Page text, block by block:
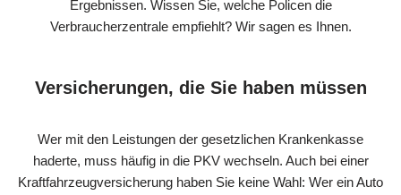
Ergebnissen. Wissen Sie, welche Policen die
Verbraucherzentrale empfiehlt? Wir sagen es Ihnen.
Versicherungen, die Sie haben müssen
Wer mit den Leistungen der gesetzlichen Krankenkasse
haderte, muss häufig in die PKV wechseln. Auch bei einer
Kraftfahrzeugversicherung haben Sie keine Wahl: Wer ein Auto